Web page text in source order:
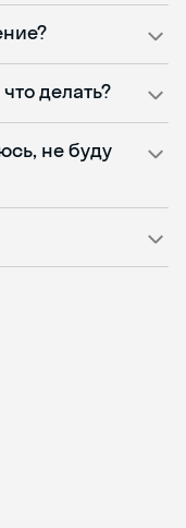
делать?
не буду